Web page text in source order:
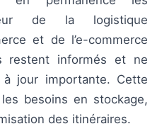
de la logistique
et de l’e-commerce
restent informés et ne
jour importante. Cette
besoins en stockage,
des itinéraires.